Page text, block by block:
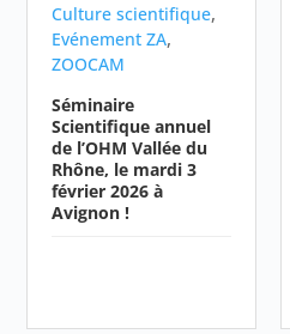
Culture scientifique,
Evénement ZA,
ZOOCAM
Séminaire
Scientifique annuel
de l’OHM Vallée du
Rhône, le mardi 3
février 2026 à
Avignon !